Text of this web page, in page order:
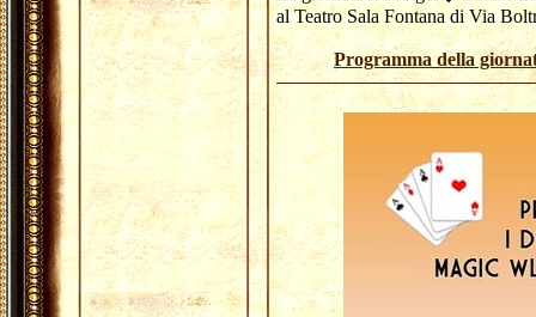
al Teatro Sala Fontana di Via
Programma della